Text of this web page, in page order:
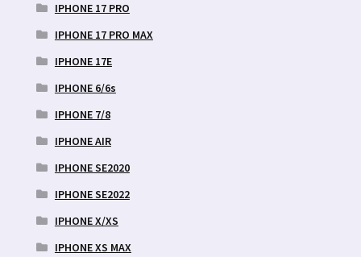
IPHONE 17 PRO
IPHONE 17 PRO MAX
IPHONE 17E
IPHONE 6/6s
IPHONE 7/8
IPHONE AIR
IPHONE SE2020
IPHONE SE2022
IPHONE X/XS
IPHONE XS MAX